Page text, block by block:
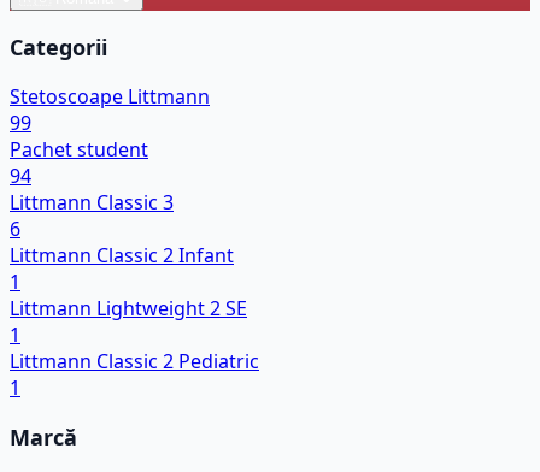
Categorii
Stetoscoape Littmann
99
Pachet student
94
Littmann Classic 3
6
Littmann Classic 2 Infant
1
Littmann Lightweight 2 SE
1
Littmann Classic 2 Pediatric
1
Marcă